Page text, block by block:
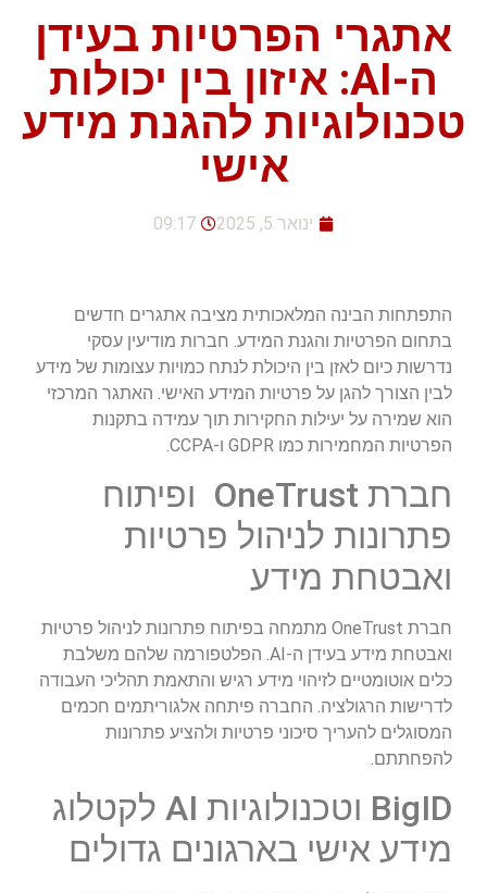
אתגרי הפרטיות בעידן
ה-AI: איזון בין יכולות
טכנולוגיות להגנת מידע
אישי
ינואר 5, 2025 09:17
התפתחות הבינה המלאכותית מציבה אתגרים חדשים
בתחום הפרטיות והגנת המידע. חברות מודיעין עסקי
נדרשות כיום לאזן בין היכולת לנתח כמויות עצומות של מידע
לבין הצורך להגן על פרטיות המידע האישי. האתגר המרכזי
הוא שמירה על יעילות החקירות תוך עמידה בתקנות
הפרטיות המחמירות כמו GDPR ו-CCPA.
חברת OneTrust ופיתוח
פתרונות לניהול פרטיות
ואבטחת מידע
חברת OneTrust מתמחה בפיתוח פתרונות לניהול פרטיות
ואבטחת מידע בעידן ה-AI. הפלטפורמה שלהם משלבת
כלים אוטומטיים לזיהוי מידע רגיש והתאמת תהליכי העבודה
לדרישות הרגולציה. החברה פיתחה אלגוריתמים חכמים
המסוגלים להעריך סיכוני פרטיות ולהציע פתרונות
להפחתתם.
BigID וטכנולוגיות AI לקטלוג
מידע אישי בארגונים גדולים